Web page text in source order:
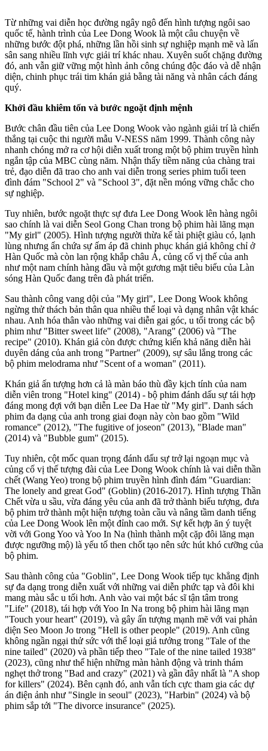
Từ những vai diễn học đường ngây ngô đến hình tượng ngôi sao
quốc tế, hành trình của Lee Dong Wook là một câu chuyện về
những bước đột phá, những lần hồi sinh sự nghiệp mạnh mẽ và lấn
sân sang nhiều lĩnh vực giải trí khác nhau. Xuyên suốt chặng đường
đó, anh vẫn giữ vững một hình ảnh công chúng độc đáo và dễ nhận
diện, chinh phục trái tim khán giả bằng tài năng và nhân cách đáng
quý.
Khởi đầu khiêm tốn và bước ngoặt định mệnh
Bước chân đầu tiên của Lee Dong Wook vào ngành giải trí là chiến
thắng tại cuộc thi người mẫu V-NESS năm 1999. Thành công này
nhanh chóng mở ra cơ hội diễn xuất trong một bộ phim truyền hình
ngắn tập của MBC cùng năm. Nhận thấy tiềm năng của chàng trai
trẻ, đạo diễn đã trao cho anh vai diễn trong series phim tuổi teen
đình đám "School 2" và "School 3", đặt nền móng vững chắc cho
sự nghiệp.
Tuy nhiên, bước ngoặt thực sự đưa Lee Dong Wook lên hàng ngôi
sao chính là vai diễn Seol Gong Chan trong bộ phim hài lãng mạn
"My girl" (2005). Hình tượng người thừa kế tài phiệt giàu có, lạnh
lùng nhưng ẩn chứa sự ấm áp đã chinh phục khán giả không chỉ ở
Hàn Quốc mà còn lan rộng khắp châu Á, củng cố vị thế của anh
như một nam chính hàng đầu và một gương mặt tiêu biểu của Làn
sóng Hàn Quốc đang trên đà phát triển.
Sau thành công vang dội của "My girl", Lee Dong Wook không
ngừng thử thách bản thân qua nhiều thể loại và dạng nhân vật khác
nhau. Anh hóa thân vào những vai diễn gai góc, u tối trong các bộ
phim như "Bitter sweet life" (2008), "Arang" (2006) và "The
recipe" (2010). Khán giả còn được chứng kiến khả năng diễn hài
duyên dáng của anh trong "Partner" (2009), sự sâu lắng trong các
bộ phim melodrama như "Scent of a woman" (2011).
Khán giả ấn tượng hơn cả là màn báo thù đầy kịch tính của nam
diễn viên trong "Hotel king" (2014) - bộ phim đánh dấu sự tái hợp
đáng mong đợi với bạn diễn Lee Da Hae từ "My girl". Danh sách
phim đa dạng của anh trong giai đoạn này còn bao gồm "Wild
romance" (2012), "The fugitive of joseon" (2013), "Blade man"
(2014) và "Bubble gum" (2015).
Tuy nhiên, cột mốc quan trọng đánh dấu sự trở lại ngoạn mục và
củng cố vị thế tượng đài của Lee Dong Wook chính là vai diễn thần
chết (Wang Yeo) trong bộ phim truyền hình đình đám "Guardian:
The lonely and great Go‌d" (Goblin) (2016-2017). Hình tượng Thần
Chết vừa u sầu, vừa đáng yêu của anh đã trở thành biểu tượng, đưa
bộ phim trở thành một hiện tượng toàn cầu và nâng tầm danh tiếng
của Lee Dong Wook lên một đỉnh cao mới. Sự kết hợp ăn ý tuyệt
vời với Gong Yoo và Yoo In Na (hình thành một cặp đôi lãng mạn
được ngưỡng mộ) là yếu tố then chốt tạo nên sức hút khó cưỡng của
bộ phim.
Sau thành công của "Goblin", Lee Dong Wook tiếp tục khẳng định
sự đa dạng trong diễn xuất với những vai diễn phức tạp và đôi khi
mang màu sắc u tối hơn. Anh vào vai một bác sĩ tận tâm trong
"Life" (2018), tái hợp với Yoo In Na trong bộ phim hài lãng mạn
"Touch your heart" (2019), và gây ấn tượng mạnh mẽ với vai phản
diện Seo Moon Jo trong "Hell is other people" (2019). Anh cũng
không ngần ngại thử sức với thể loại giả tưởng trong "Tale of the
nine tailed" (2020) và phần tiếp theo "Tale of the nine tailed 1938"
(2023), cũng như thể hiện những màn hành động và trinh thám
nghẹt thở trong "Bad and crazy" (2021) và gần đây nhất là "A shop
for killers" (2024). Bên cạnh đó, anh vẫn tích cực tham gia các dự
án điện ảnh như "Single in seoul" (2023), "Harbin" (2024) và bộ
phim sắp tới "The divorce insurance" (2025).